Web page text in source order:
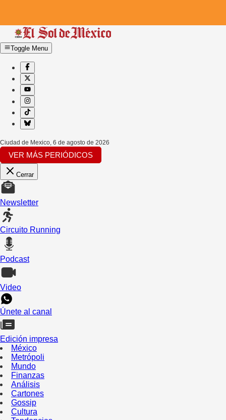
Toggle Menu
Ciudad de Mexico, 6 de agosto de 2026
VER MÁS PERIÓDICOS
Cerrar
Newsletter
Circuito Running
Podcast
Video
Únete al canal
Edición impresa
México
Metrópoli
Mundo
Finanzas
Análisis
Cartones
Gossip
Cultura